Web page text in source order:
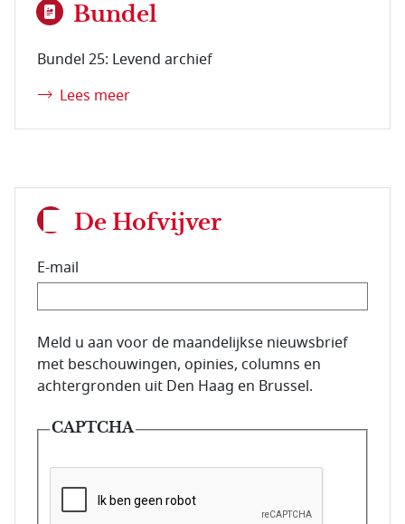
Bundel
Bundel 25: Levend archief
Lees meer
De Hofvijver
E-mail
E-mailadres van de abonnee.
Meld u aan voor de maandelijkse nieuwsbrief
met beschouwingen, opinies, columns en
achtergronden uit Den Haag en Brussel.
CAPTCHA